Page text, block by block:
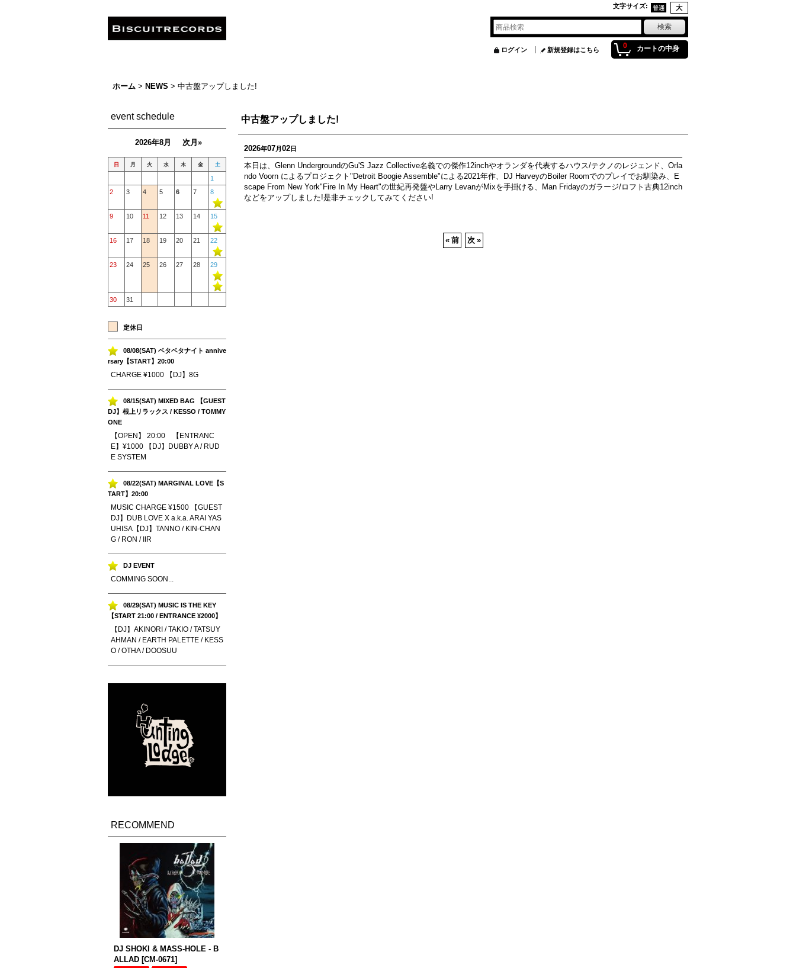
文字サイズ:
0 カートの中身
ログイン 新規登録はこちら
ホーム > NEWS > 中古盤アップしました!
event schedule
2026年8月 次月»
日 月 火 水 木 金 土
1
2
3 4 5 6 7 8
9 10 11 12 13 14 15
16 17 18 19 20 21 22
23 24 25 26 27 28 29
30 31
定休日
08/08(SAT) ベタベタナイト annive
rsary【START】20:00
CHARGE ¥1000 【DJ】8G
08/15(SAT) MIXED BAG 【GUEST
DJ】根上リラックス / KESSO / TOMMY
ONE
【OPEN】 20:00 【ENTRANC
E】¥1000 【DJ】DUBBY A / RUD
E SYSTEM
08/22(SAT) MARGINAL LOVE【S
TART】20:00
MUSIC CHARGE ¥1500 【GUEST
DJ】DUB LOVE X a.k.a. ARAI YAS
UHISA【DJ】TANNO / KIN-CHAN
G / RON / IIR
DJ EVENT
COMMING SOON...
08/29(SAT) MUSIC IS THE KEY
【START 21:00 / ENTRANCE ¥2000】
【DJ】AKINORI / TAKIO / TATSUY
AHMAN / EARTH PALETTE / KESS
O / OTHA / DOOSUU
RECOMMEND
DJ SHOKI & MASS-HOLE - B
ALLAD [CM-0671]
中古盤アップしました!
2026年07月02日
本日は、Glenn UndergroundのGu'S Jazz Collective名義での傑作12inchやオランダを代表するハウス/テクノのレジェンド、Orla
ndo Voorn によるプロジェクト"Detroit Boogie Assemble"による2021年作、DJ HarveyのBoiler Roomでのプレイでお馴染み、E
scape From New York"Fire In My Heart"の世紀再発盤やLarry LevanがMixを手掛ける、Man Fridayのガラージ/ロフト古典12inch
などをアップしました!是非チェックしてみてください!
« 前 次 »